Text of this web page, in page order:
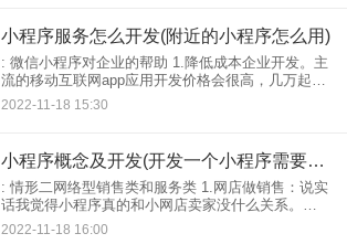
小程序服务怎么开发(附近的小程序怎么用)
: 微信小程序对企业的帮助 1.降低成本企业开发。主
流的移动互联网app应用开发价格会很高，几万起
步，周期特别长，会浪费时间。小程序就不一样
了，门槛低，开发周期短，通过小程序模板，几百
2022-11-18 15:30
小程序概念及开发(开发一个小程序需要多长时间)
: 情形二网络型销售类和服务类 1.网店做销售：说实
话我觉得小程序真的和小网店卖家没什么关系。即
使做了一个小程序，其实作用也不大。但是如果你
是一个品牌，让客户有更好的服务体验。让你的粉
2022-11-18 16:00